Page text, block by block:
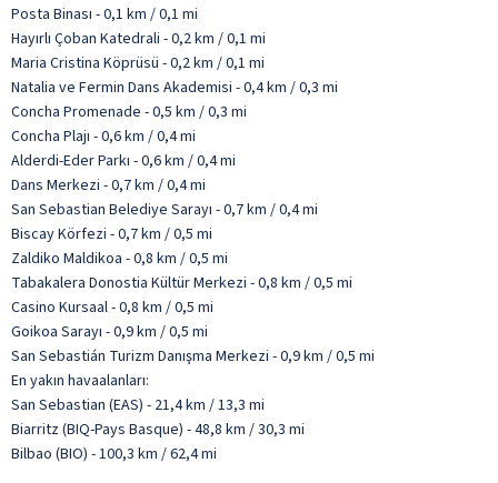
Posta Binası - 0,1 km / 0,1 mi
Hayırlı Çoban Katedrali - 0,2 km / 0,1 mi
Maria Cristina Köprüsü - 0,2 km / 0,1 mi
Natalia ve Fermin Dans Akademisi - 0,4 km / 0,3 mi
Concha Promenade - 0,5 km / 0,3 mi
Concha Plajı - 0,6 km / 0,4 mi
Alderdi-Eder Parkı - 0,6 km / 0,4 mi
Dans Merkezi - 0,7 km / 0,4 mi
San Sebastian Belediye Sarayı - 0,7 km / 0,4 mi
Biscay Körfezi - 0,7 km / 0,5 mi
Zaldiko Maldikoa - 0,8 km / 0,5 mi
Tabakalera Donostia Kültür Merkezi - 0,8 km / 0,5 mi
Casino Kursaal - 0,8 km / 0,5 mi
Goikoa Sarayı - 0,9 km / 0,5 mi
San Sebastián Turizm Danışma Merkezi - 0,9 km / 0,5 mi
En yakın havaalanları:
San Sebastian (EAS) - 21,4 km / 13,3 mi
Biarritz (BIQ-Pays Basque) - 48,8 km / 30,3 mi
Bilbao (BIO) - 100,3 km / 62,4 mi